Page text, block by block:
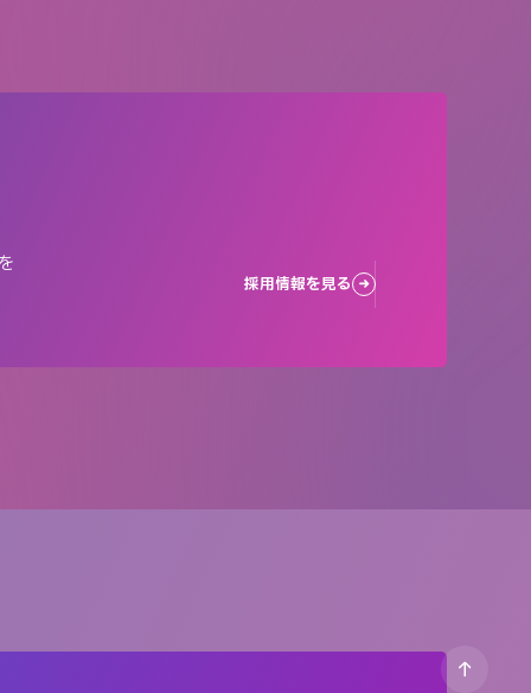
採用情報を見る